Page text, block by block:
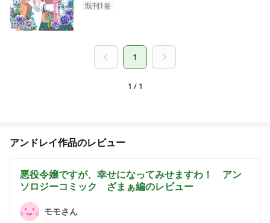
既刊1巻
1
1 / 1
アンドレイ作品のレビュー
悪役令嬢ですが、幸せになってみせますわ！ アン
ソロジーコミック ざまぁ編のレビュー
モモさん